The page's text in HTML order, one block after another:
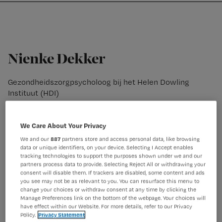
Nursing
Nienke Dekker
Gezondheidszorgpsycholoog bij het Helen Dowling
Instituut (HDI)
Nienke Dekker is gz-psycholoog bij het HDI. Hiervoor was
het Amsterdam UMC en het Nederlands Kenniscentrum
voor Chronische Vermoeidheid, waar de relatie tussen
lichaam en geest centraal staat.
We Care About Your Privacy
We and our887 partners store and access personal data, like browsing
data or unique identifiers, on your device. Selecting I Accept enables
tracking technologies to support the purposes shown under we and our
partners process data to provide. Selecting Reject All or withdrawing your
consent will disable them. If trackers are disabled, some content and ads
you see may not be as relevant to you. You can resurface this menu to
change your choices or withdraw consent at any time by clicking the
Manage Preferences link on the bottom of the webpage. Your choices will
have effect within our Website. For more details, refer to our Privacy
Policy. Privacy Statement